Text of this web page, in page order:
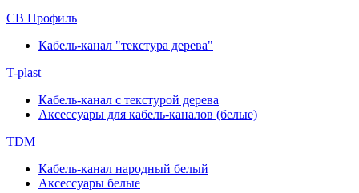
СВ Профиль
Кабель-канал "текстура дерева"
T-plast
Кабель-канал с текстурой дерева
Аксессуары для кабель-каналов (белые)
TDM
Кабель-канал народный белый
Аксессуары белые